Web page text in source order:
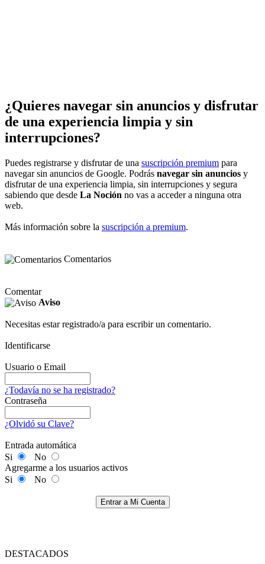
¿Quieres navegar sin anuncios y disfrutar
de una experiencia limpia y sin
interrupciones?
Puedes registrarse y disfrutar de una suscripción premium para
navegar sin anuncios de Google. Podrás navegar sin anuncios y
disfrutar de una experiencia limpia, sin interrupciones y segura
sabiendo que desde La Noción no vas a acceder a ninguna otra
web.
Más información sobre la suscripción a premium.
Comentarios
Comentar
Aviso
Necesitas estar registrado/a para escribir un comentario.
Identificarse
Usuario o Email
¿Todavía no se ha registrado?
Contraseña
¿Olvidó su Clave?
Entrada automática
Si
No
Agregarme a los usuarios activos
Si
No
Entrar a Mi Cuenta
DESTACADOS